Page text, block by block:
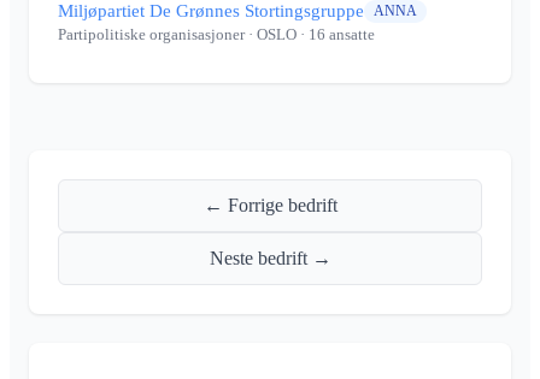
Miljøpartiet De Grønnes Stortingsgruppe ANNA
Partipolitiske organisasjoner· OSLO · 16 ansatte
← Forrige bedrift
Neste bedrift →